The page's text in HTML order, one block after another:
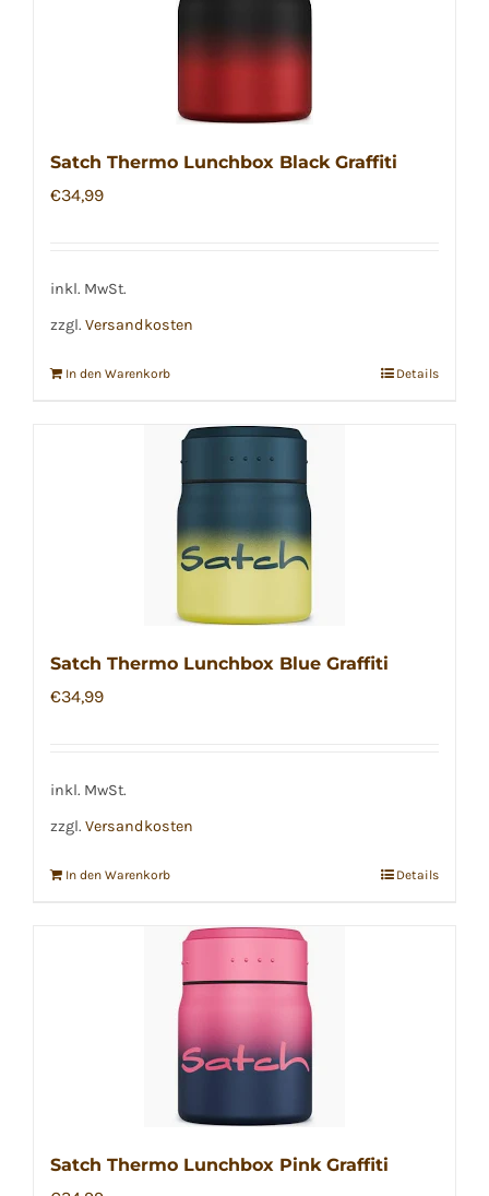
Satch Thermo Lunchbox Black Graffiti
€34,99
inkl. MwSt.
zzgl. Versandkosten
In den Warenkorb Details
Satch Thermo Lunchbox Blue Graffiti
€34,99
inkl. MwSt.
zzgl. Versandkosten
In den Warenkorb Details
Satch Thermo Lunchbox Pink Graffiti